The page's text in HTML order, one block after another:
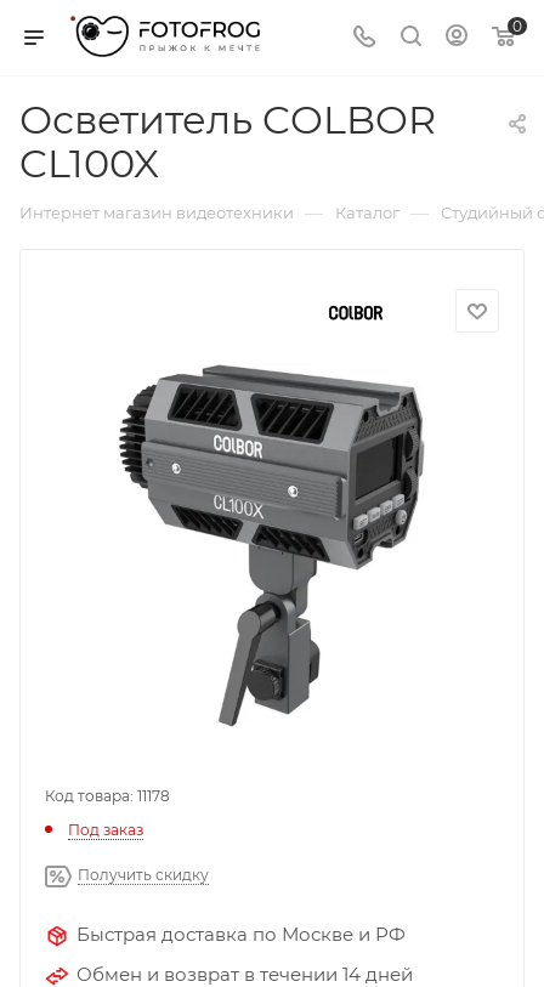
0
Осветитель COLBOR
CL100X
Интернет магазин видеотехники — Каталог — Студийный
Код товара: 11178
Под заказ
Получить скидку
Быстрая доставка по Москве и РФ
Обмен и возврат в течении 14 дней